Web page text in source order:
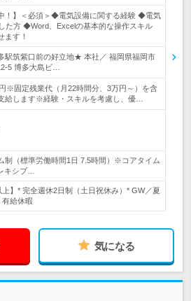
！】＜必須＞◆電気設備に関する経験 ◆電気
た方 ◆Word、Excelの基本的な操作スキル
ます！
駅筑紫口前の好立地★ 本社／ 福岡県福岡市
5 博多大島ビ…
※固定残業代（月22時間分、3万円～）を含
給します※経験・スキルを考慮し、優…
制（標準労働時間1日 7.5時間）※コアタイム
キシブ…
上】* 完全週休2日制（土日祝休み）* GW／夏
給休暇
気になる